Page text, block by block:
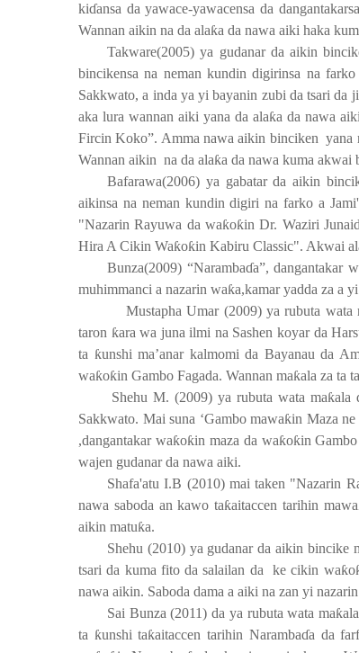
kiɗansa da yawace-yawacensa da
Wannan aikin na da alaƙa da nawa aiki haka
Takware(2005) ya gudanar da aikin
bincikensa na neman kundin digirinsa na
Sakkwato, a inda ya yi bayanin zubi da tsari da
aka lura wannan aiki yana da alaƙa da nawa
Fircin Koko”. Amma nawa aikin binciken yana
Wannan aikin na da alaƙa da nawa kuma akwai
Bafarawa(2006) ya gabatar da aikin
aikinsa na neman kundin digiri na farko a
"Nazarin Rayuwa da waƙoƙin Dr. Waziri
Hira A Cikin Waƙoƙin Kabiru Classic". Akwai
Bunza(2009) “Narambaɗa”, dangantakar
muhimmanci a nazarin waƙa,kamar yadda za a
Mustapha Umar (2009) ya rubuta wata
taron ƙara wa juna ilmi na Sashen koyar da
ta ƙunshi ma’anar kalmomi da Bayanau da
waƙoƙin Gambo Fagada. Wannan maƙala za ta
Shehu M. (2009) ya rubuta wata maƙala
Sakkwato. Mai suna ‘Gambo mawaƙin Maza ne
,dangantakar waƙoƙin maza da waƙoƙin
wajen gudanar da nawa aiki.
Shafa'atu I.B (2010) mai taken "Nazarin
nawa saboda an kawo taƙaitaccen tarihin mawa
aikin matuƙa.
Shehu (2010) ya gudanar da aikin bincike
tsari da kuma fito da salailan da
ke cikin waƙo
nawa aikin. Saboda dama a aiki na zan yi
Sai Bunza (2011) da ya rubuta wata maƙ
ta ƙunshi taƙaitaccen tarihin Narambaɗa da